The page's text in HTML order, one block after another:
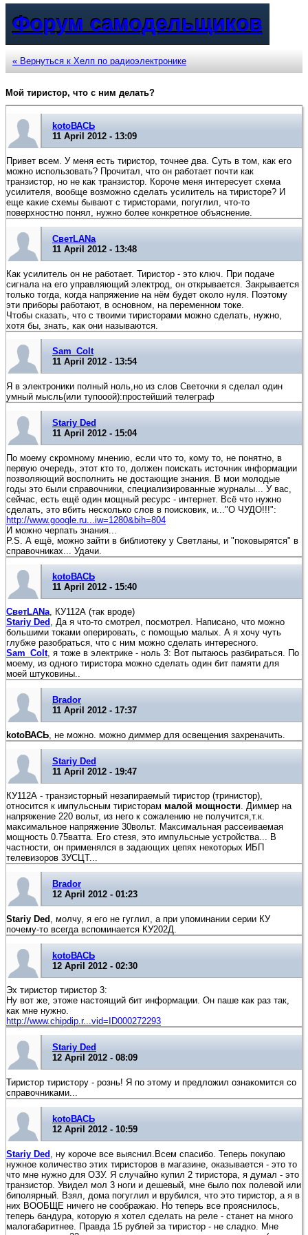
Форум самодельщиков
« Вернуться к Хелп по радиоэлектронике
Мой тиристор, что с ним делать?
kotoВАСЬ
11 April 2012 - 13:09
Привет всем. У меня есть тиристор, точнее два. Суть в том, как его
можно использовать? Прочитал, что он работает почти как
транзистор, но не как транзистор. Короче меня интересует схема
усилителя, вообще возможно сделать усилитель на тиристоре? И
еще какие схемы бывают с тиристорами, погуглил, что-то
поверхностно понял, нужно более конкретное объяснение.
СветLANa
11 April 2012 - 13:48
Как усилитель он не работает. Тиристор - это ключ. При подаче
сигнала на его управляющий электрод, он открывается. Закрывается
только тогда, когда напряжение на нём будет около нуля. Поэтому
эти приборы работают, в основном, на переменном токе.
Чтобы сказать, что с твоими тиристорами можно сделать, нужно,
хотя бы, знать, как они называются.
Sam_Colt
11 April 2012 - 13:54
Я в электроники полный ноль,но из слов Светочки я сделал один
умный мысль(или тупооой):простейший телеграф
Stariy Ded
11 April 2012 - 15:04
По моему скромному мнению, если что то, кому то, не понятно, в
первую очередь, этот кто то, должен поискать источник информации
позволяющий восполнить не достающие знания. В мои молодые
годы это были справочники, специализированные журналы... У вас,
сейчас, есть ещё один мощный ресурс - интернет. Всё что нужно
сделать, это вбить несколько слов в поисковик, и..."О ЧУДО!!!":
http://www.google.ru...iw=1280&bih=804
И можно черпать знания...
P.S. А ещё, можно зайти в библиотеку у Светланы, и "поковырятся" в
справочниках... Удачи.
kotoВАСЬ
11 April 2012 - 15:40
СветLANa, КУ112А (так вроде)
Stariy Ded , Да я что-то смотрел, посмотрел. Написано, что можно
большими токами оперировать, с помощью малых. А я хочу чуть
глубже разобраться, что с ним можно сделать интересного.
Sam_Colt, я тоже в электрике - ноль 3: Вот пытаюсь разбираться. По
моему, из одного тиристора можно сделать один бит памяти для
моей штуковины..
Brador
11 April 2012 - 17:37
kotoВАСЬ , не можно. можно диммер для освещения захреначить.
Stariy Ded
11 April 2012 - 19:47
КУ112А - транзисторный незапираемый тиристор (тринистор),
относится к импульсным тиристорам малой мощности. Диммер на
напряжение 220 вольт, из него к сожалению не получится,т.к.
максимальное напряжение 30вольт. Максимальная рассеиваемая
мощность 0.75ватта. Его стезя, это импульсные устройства... В
частности, он применялся в задающих цепях некоторых ИБП
телевизоров 3УСЦТ...
Brador
12 April 2012 - 01:23
Stariy Ded
, молчу, я его не гуглил, а при упоминании серии КУ
почему-то всегда вспоминается КУ202Д.
kotoВАСЬ
12 April 2012 - 02:30
Эх тиристор тиристор 3:
Ну вот же, этоже настоящий бит информации. Он паше как раз так,
как мне нужно.
http://www.chipdip.r...vid=ID000272293
Stariy Ded
12 April 2012 - 08:09
Тиристор тиристору - рознь! Я по этому и предложил ознакомится со
справочниками...
kotoВАСЬ
12 April 2012 - 10:59
Stariy Ded , ну короче все выяснил.Всем спасибо. Теперь покупаю
нужное количество этих тиристоров в магазине, оказывается - это то
что мне нужно для ОЗУ. Я случайно купил 2 тиристора, я думал - это
транзистор. Увидел мол 3 ноги и дешевый, мне было пох полевой или
биполярный. Взял, дома погуглил и врубился, что это тиристор, а я в
них ВООБЩЕ ничего не соображаю. Но теперь все прояснилось,
теперь бандура, которую я хотел сделать на реле - станет на много
малогабаритнее. Правда 15 рублей за тиристор - не сладко. Мне